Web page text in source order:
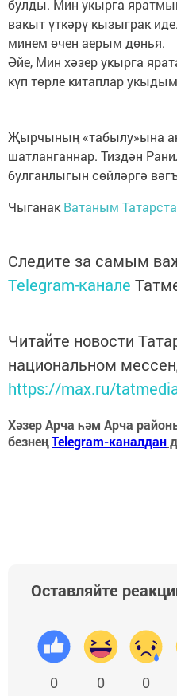
булды. Мин укырга
вакыт үткәрү кызыграк
минем өчен аерым дөнья.
Әйе, Мин хәзер укырга
күп төрле китаплар
Җырчының «табылу»ына
шатланганнар. Тиздән
булганлыгын сөйләргә
Чыганак Ватаным
Следите за самым
Telegram-канале
Читайте новости
национальном
https://max.ru/
Хәзер Арча һәм Арча
безнеңTelegram-каналдан
Оставляйте
0 0 0